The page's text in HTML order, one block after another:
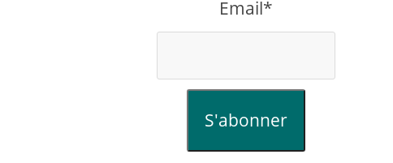
Email*
S'abonner